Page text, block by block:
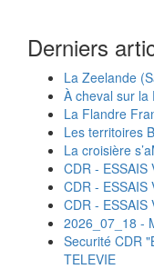
Derniers
La Zeelande
À cheval sur la
La Flandre
Les territoires
La croisière
CDR - ESSAIS
CDR - ESSAIS
CDR - ESSAIS
2026_07_18 -
Securité CDR
TELEVIE